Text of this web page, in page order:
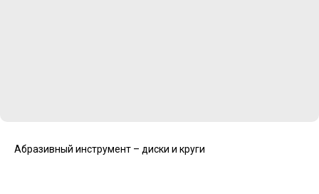
Абразивный инструмент – диски и круги